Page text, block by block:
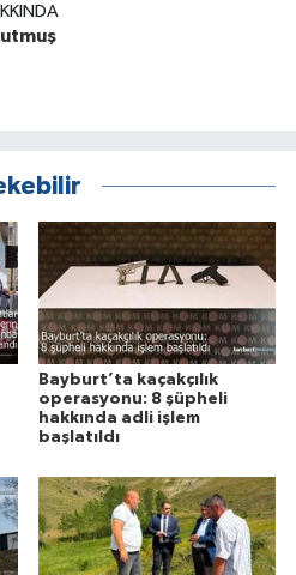
Bayburt’ta kaçakçılık
operasyonu: 8 şüpheli
hakkında adli işlem
başlatıldı